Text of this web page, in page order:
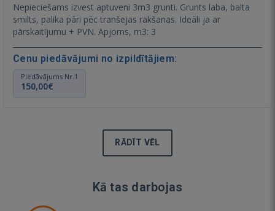
Nepieciešams izvest aptuveni 3m3 grunti. Grunts laba, balta
smilts, palika pāri pēc tranšejas rakšanas. Ideāli ja ar
pārskaitījumu + PVN. Apjoms, m3: 3
Cenu piedāvājumi no izpildītājiem:
Piedāvājums Nr.1
150,00€
RĀDĪT VĒL
Kā tas darbojas